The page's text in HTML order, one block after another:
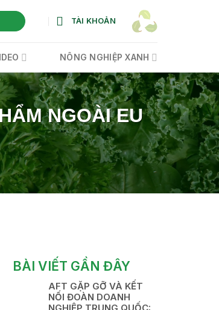
TÀI KHOẢN
NÔNG NGHIỆP XANH
NGOÀI EU
BÀI VIẾT GẦN ĐÂY
AFT GẶP GỠ VÀ KẾT
NỐI ĐOÀN DOANH